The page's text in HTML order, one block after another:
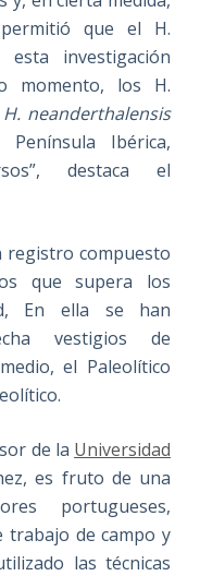
que el H.
investigación
momento, los H.
H. neanderthalensis
Ibérica,
destaca el
registro compuesto
que supera los
En ella se han
vestigios de
el Paleolítico
de la Universidad
es fruto de una
portugueses,
trabajo de campo y
las técnicas